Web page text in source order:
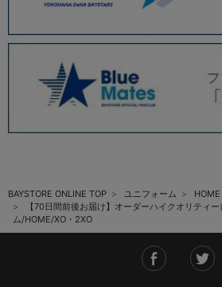
BAYSTORE ONLINE TOP ユニフォーム
HOME
【70日間前後お届け】オーダーハイクオリティ
ム/HOME/XO・2XO